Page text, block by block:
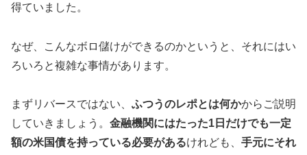
得ていました。
なぜ、こんなボロ儲けができるのかというと、それにはい
ろいろと複雑な事情があります。
まずリバースではない、 ふつうのレポとは何かからご説明
していきましょう。 金融機関にはたった1日だけでも一定
額の米国債を持っている必要があるけれども、 手元にそれ